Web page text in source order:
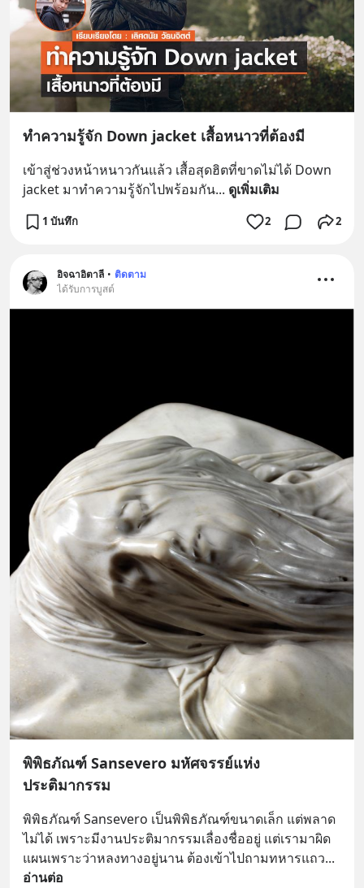
ทำความรู้จัก Down jacket เสื้อหนาวที่ต้องมี
เข้าสู่ช่วงหน้าหนาวกันแล้ว เสื้อสุดฮิตที่ขาดไม่ได้ Down
jacket มาทำความรู้จักไปพร้อมกัน... ดูเพิ่มเติม
1 บันทึก 2 2
อิจฉาอิตาลี • ติดตาม
ได้รับการบูสต์
พิพิธภัณฑ์ Sansevero มหัศจรรย์แห่ง
ประติมากรรม
พิพิธภัณฑ์ Sansevero เป็นพิพิธภัณฑ์ขนาดเล็ก แต่พลาด
ไม่ได้ เพราะมีงานประติมากรรมเลื่องชื่ออยู่ แต่เรามาผิด
แผนเพราะว่าหลงทางอยู่นาน ต้องเข้าไปถามทหารแถว
อ่านต่อ